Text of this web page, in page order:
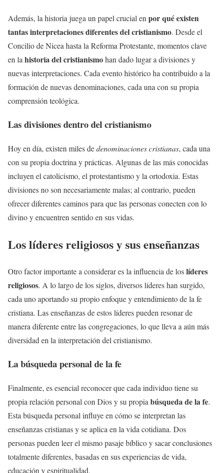
Además, la historia juega un papel crucial en por qué existen
tantas interpretaciones diferentes del cristianismo. Desde el
Concilio de Nicea hasta la Reforma Protestante, momentos clave
en la historia del cristianismohan dado lugar a divisiones y
nuevas interpretaciones. Cada evento histórico ha contribuido a la
formación de nuevas denominaciones, cada una con su propia
comprensión teológica.
Las divisiones dentro del cristianismo
Hoy en día, existen miles dedenominaciones cristianas, cada una
con su propia doctrina y prácticas. Algunas de las más conocidas
incluyen el catolicismo, el protestantismo y la ortodoxia. Estas
divisiones no son necesariamente malas; al contrario, pueden
ofrecer diferentes caminos para que las personas conecten con lo
divino y encuentren sentido en sus vidas.
Los líderes religiosos y sus enseñanzas
Otro factor importante a considerar es la influencia de loslíderes
religiosos. A lo largo de los siglos, diversos líderes han surgido,
cada uno aportando su propio enfoque y entendimiento de la fe
cristiana. Las enseñanzas de estos líderes pueden resonar de
manera diferente entre las congregaciones, lo que lleva a aún más
diversidad en la interpretación del cristianismo.
La búsqueda personal de la fe
Finalmente, es esencial reconocer que cada individuo tiene su
propia relación personal con Dios y su propia búsqueda de la fe.
Esta búsqueda personal influye en cómo se interpretan las
enseñanzas cristianas y se aplica en la vida cotidiana. Dos
personas pueden leer el mismo pasaje bíblico y sacar conclusiones
totalmente diferentes, basadas en sus experiencias de vida,
educación y espiritualidad.